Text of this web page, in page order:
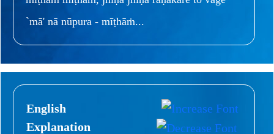
`mā' nā nūpura - mīṭhāṁ...
English
Explanation